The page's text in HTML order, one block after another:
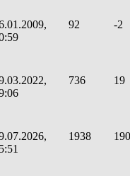
92 -2
736 19
1938 190